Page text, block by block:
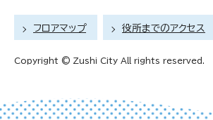
フロアマップ 役所までのアクセス
Copyright © Zushi City All rights reserved.